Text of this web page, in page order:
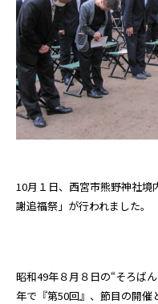
10月１日、西宮市熊野神社
謝追福祭」が行われました。
昭和49年８月８日の“そろば
年で『第50回』、節目の開催